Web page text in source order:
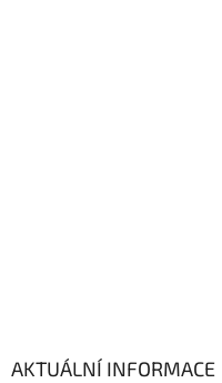
AKTUÁLNÍ INFORMACE